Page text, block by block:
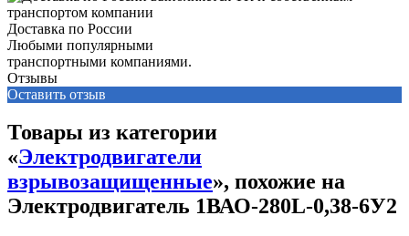
Доставка по России
Любыми популярными
транспортными компаниями.
Отзывы
Оставить отзыв
Товары из категории
«Электродвигатели
взрывозащищенные», похожие на
Электродвигатель 1ВАО-280L-0,38-6У2